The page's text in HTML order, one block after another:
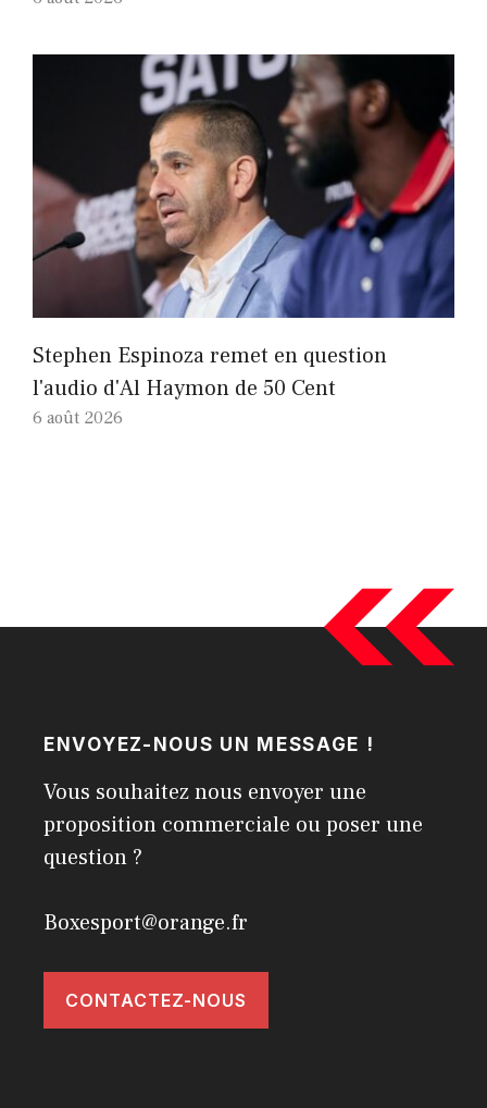
Stephen Espinoza remet en question
l'audio d'Al Haymon de 50 Cent
6 août 2026
ENVOYEZ-NOUS UN MESSAGE !
Vous souhaitez nous envoyer une
proposition commerciale ou poser une
question ?
Boxesport@orange.fr
CONTACTEZ-NOUS